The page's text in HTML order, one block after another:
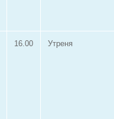
16.00 Утреня